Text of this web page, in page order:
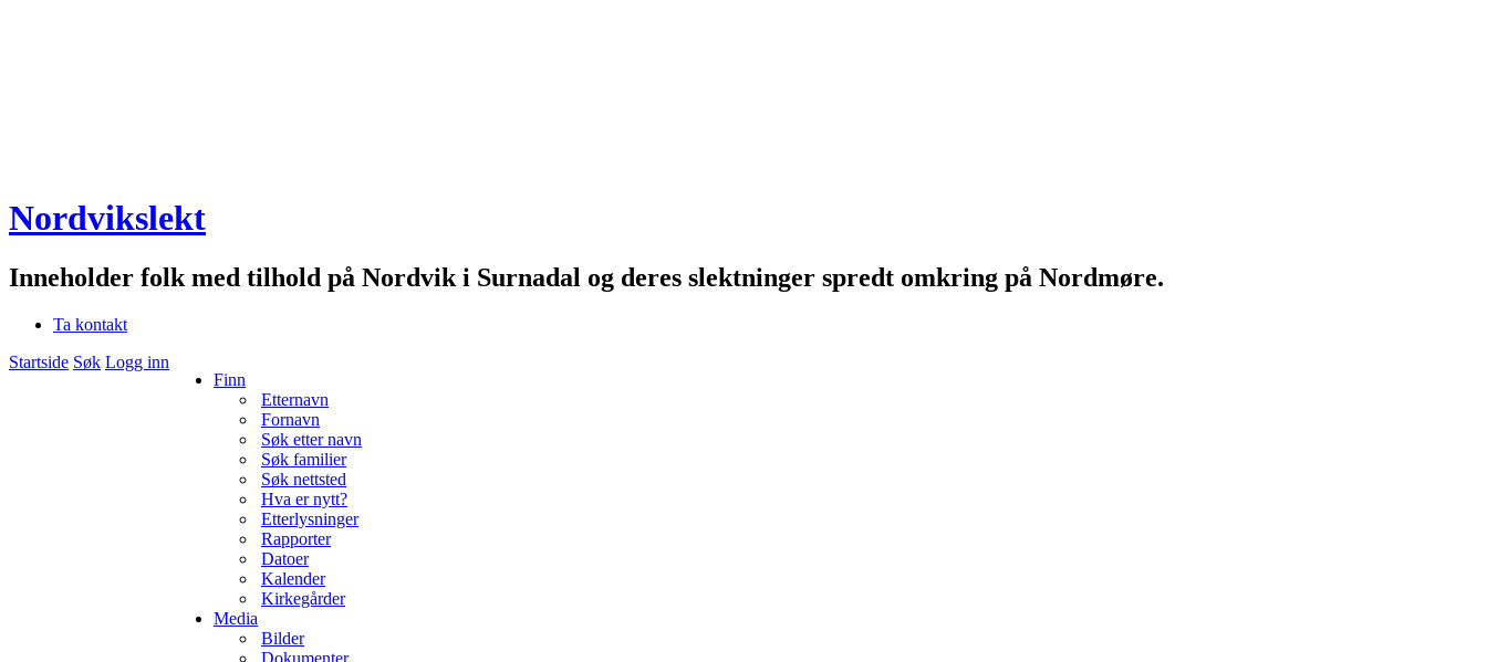
Nordvikslekt
Inneholder folk med tilhold på Nordvik i Surnadal og deres slektninger spredt omkring på Nordmøre.
Ta kontakt
Startside Søk Logg inn
Finn
Etternavn
Fornavn
Søk etter navn
Søk familier
Søk nettsted
Hva er nytt?
Etterlysninger
Rapporter
Datoer
Kalender
Kirkegårder
Media
Bilder
Dokumenter